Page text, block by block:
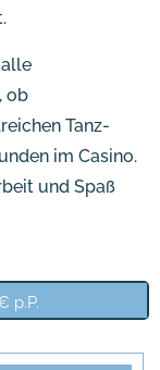
ob
Tanz-
im Casino.
und Spaß
p.P.